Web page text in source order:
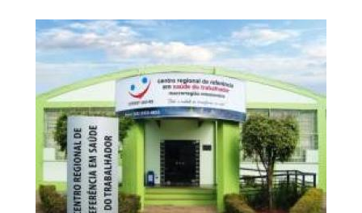
Direito
e
Saúde:
inscrições
abertas